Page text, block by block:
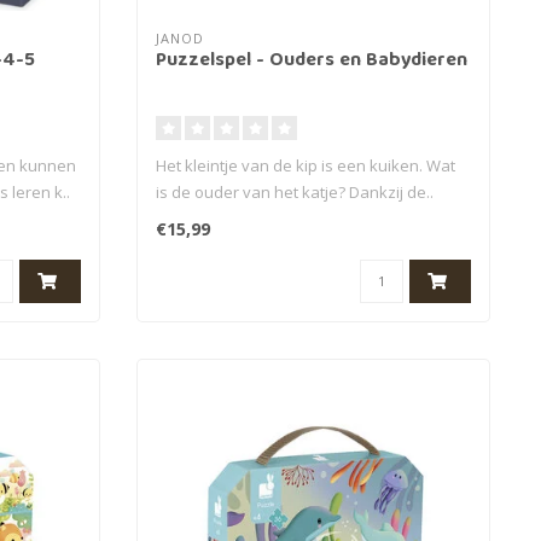
5
kunnen
leren k..
JANOD
Puzzelspel - Ouders en Babydieren
Het kleintje van de kip is een kuiken. Wat
is de ouder van het katje? Dankzij de..
€15,99